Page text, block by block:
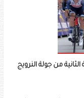
الثانية من جولة النرويج